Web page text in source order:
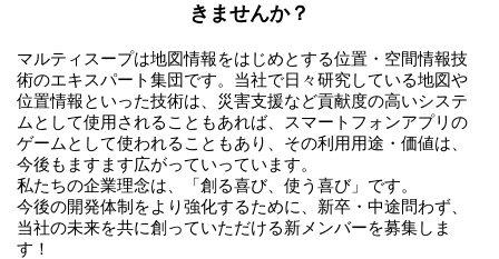
きませんか？
マルティスープは地図情報をはじめとする位置・空間情報技
術のエキスパート集団です。当社で日々研究している地図や
位置情報といった技術は、災害支援など貢献度の高いシステ
ムとして使用されることもあれば、スマートフォンアプリの
ゲームとして使われることもあり、その利用用途・価値は、
今後もますます広がっていっています。
私たちの企業理念は、「創る喜び、使う喜び」です。
今後の開発体制をより強化するために、新卒・中途問わず、
当社の未来を共に創っていただける新メンバーを募集しま
す！